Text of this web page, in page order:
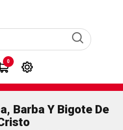
0
Barba Y Bigote De